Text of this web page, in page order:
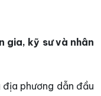
gia, kỹ sư và nhân
phương dẫn đầu